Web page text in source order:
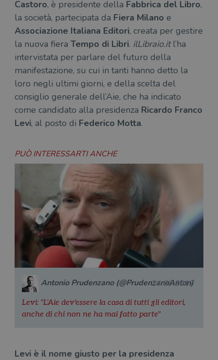
Castoro, è presidente della Fabbrica del Libro,
la società, partecipata da Fiera Milano e
Associazione Italiana Editori, creata per gestire
la nuova fiera Tempo di Libri. ilLibraio.itl’ha
intervistata per parlare del futuro della
manifestazione, su cui in tanti hanno detto la
loro negli ultimi giorni, e della scelta del
consiglio generale dell’Aie, che ha indicato
come candidato alla presidenza Ricardo Franco
Levi, al posto di Federico Motta.
PUÒ INTERESSARTI ANCHE
Antonio Prudenzano (@PrudenzanoAnton)
24.05.2017
Levi: "L'Aie dev'essere la casa di tutti gli editori,
anche di chi non ne ha mai fatto parte"
Levi è il nome giusto per la presidenza